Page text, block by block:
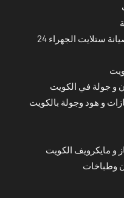
فني تصليح ستلايت الجهراء فني صيانة ستلايت الجهراء 24
و جولة في الكويت
و هود وجولة بالكويت
و مايكرويف الكويت
وطباخات